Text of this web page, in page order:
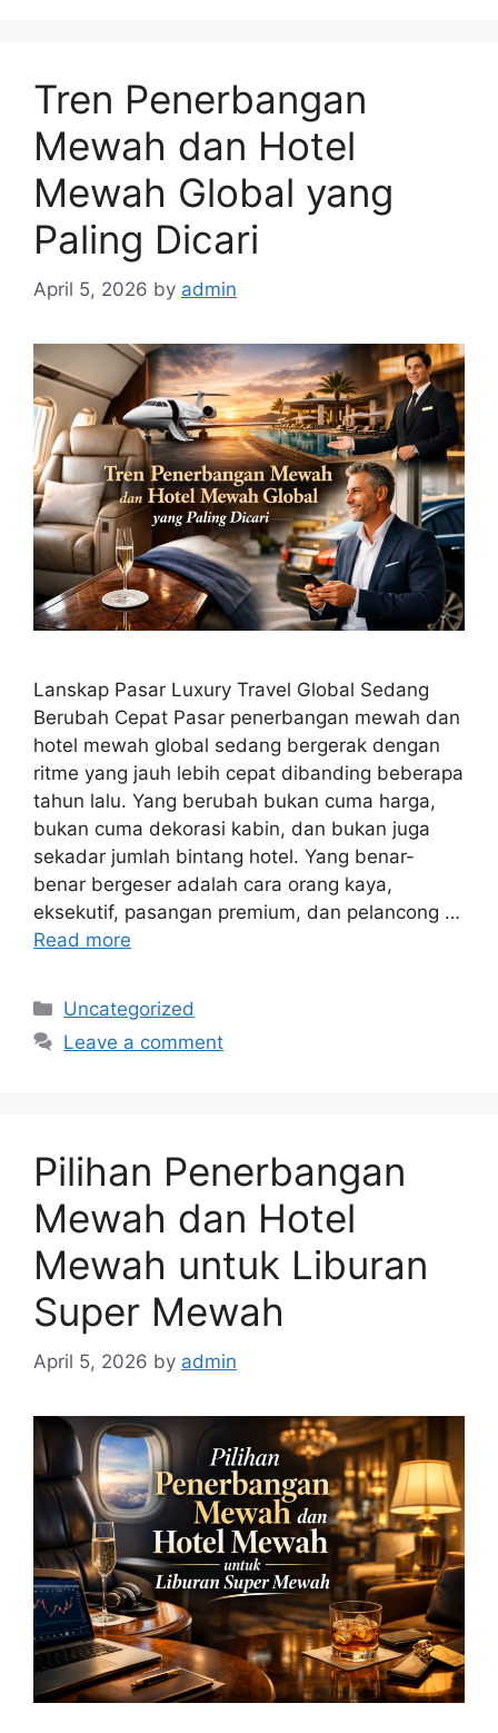
Tren Penerbangan
Mewah dan Hotel
Mewah Global yang
Paling Dicari
April 5, 2026 by admin
Lanskap Pasar Luxury Travel Global Sedang
Berubah Cepat Pasar penerbangan mewah dan
hotel mewah global sedang bergerak dengan
ritme yang jauh lebih cepat dibanding beberapa
tahun lalu. Yang berubah bukan cuma harga,
bukan cuma dekorasi kabin, dan bukan juga
sekadar jumlah bintang hotel. Yang benar-
benar bergeser adalah cara orang kaya,
eksekutif, pasangan premium, dan pelancong …
Read more
Categories
Uncategorized
Leave a comment
Pilihan Penerbangan
Mewah dan Hotel
Mewah untuk Liburan
Super Mewah
April 5, 2026 by admin